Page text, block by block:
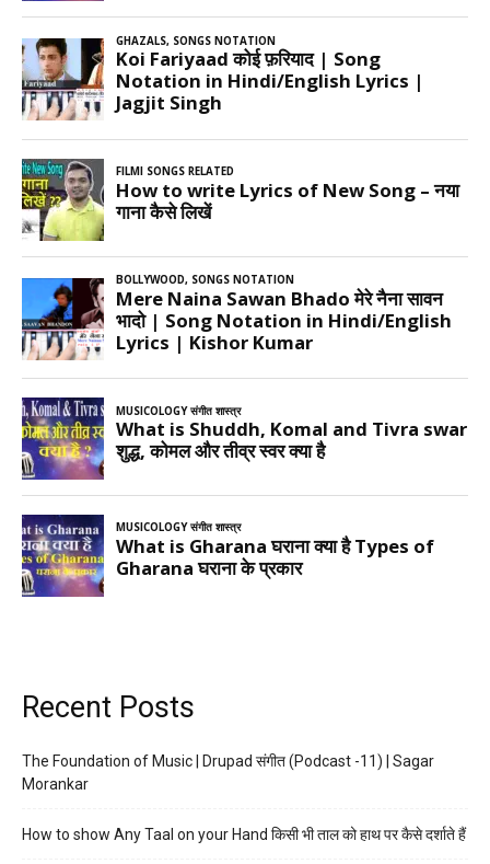
Recent Posts
The Foundation of Music | Drupad संगीत (Podcast -11) | Sagar
Morankar
How to show Any Taal on your Hand किसी भी ताल को हाथ पर कैसे दर्शाते हैं